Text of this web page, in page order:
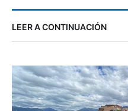
LEER A CONTINUACIÓN